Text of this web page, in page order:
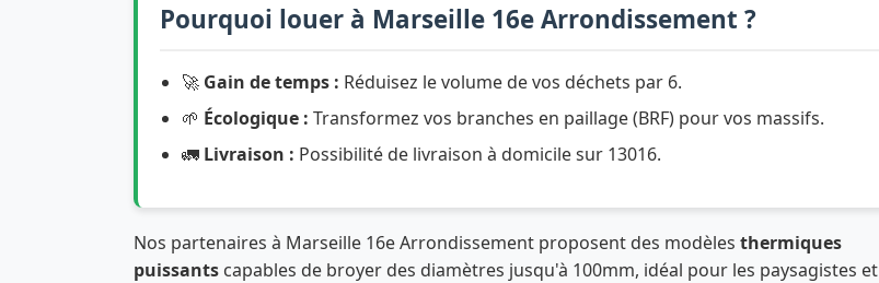
Pourquoi louer à Marseille 16e Arrondissement ?
🚀 Gain de temps : Réduisez le volume de vos déchets par 6.
🌱 Écologique : Transformez vos branches en paillage (BRF) pour vos massifs.
🚛 Livraison : Possibilité de livraison à domicile sur 13016.
Nos partenaires à Marseille 16e Arrondissement proposent des modèles thermiques
puissants capables de broyer des diamètres jusqu'à 100mm, idéal pour les paysagistes et